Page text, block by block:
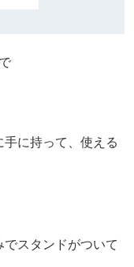
に持って、使える
スタンドがついて